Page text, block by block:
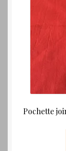
Pochette